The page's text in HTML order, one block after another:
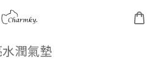
潤氣墊